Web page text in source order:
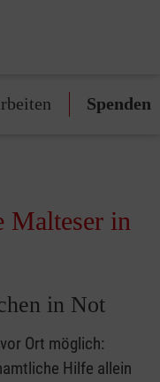
Spenden
Malteser in
in Not
Ort möglich:
Hilfe allein